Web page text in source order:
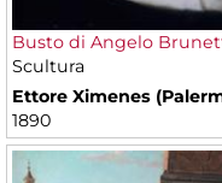
Busto di Angelo
Scultura
Ettore Ximenes
1890